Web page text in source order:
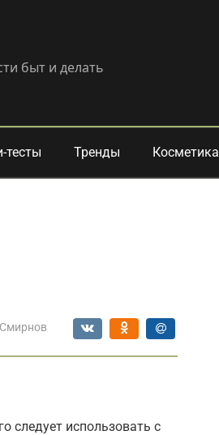
быт и делать
тесты Тренды Косметика
следует использовать с